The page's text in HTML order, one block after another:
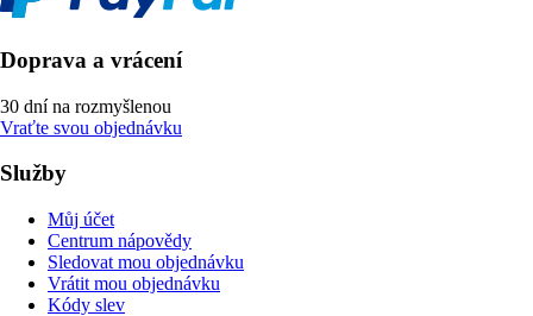
Doprava a vrácení
30 dní na rozmyšlenou
Vraťte svou objednávku
Služby
Můj účet
Centrum nápovědy
Sledovat mou objednávku
Vrátit mou objednávku
Kódy slev